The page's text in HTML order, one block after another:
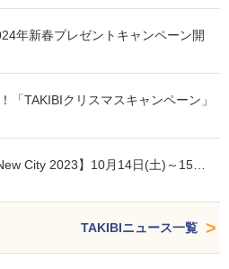
年新春プレゼントキャンペーン開
「TAKIBIクリスマスキャンペーン」
City 2023】10月14日(土)～15…
TAKIBIニュース一覧